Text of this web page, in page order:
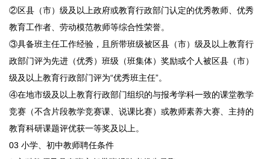
②区县（市）级及以上政府或教育行政部门认定的优秀教师、优秀
教育工作者、劳动模范教师等综合性荣誉。
③具备班主任工作经验，且所带班级被区县（市）级及以上教育行
政部门评为先进（优秀）班级（班集体）奖励或个人被区县（市）
级及以上教育行政部门评为“优秀班主任”。
④在地市级及以上教育行政部门组织的与报考学科一致的课堂教学
竞赛（不含片段教学竞赛课、说课比赛）或教师素养大赛、主持的
教育科研课题评优获一等奖及以上。
03 小学、初中教师聘任条件